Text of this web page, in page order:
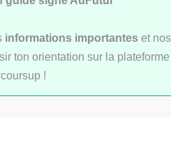
LYCÉE
informations importantes et nos
ton orientation sur la plateforme
!